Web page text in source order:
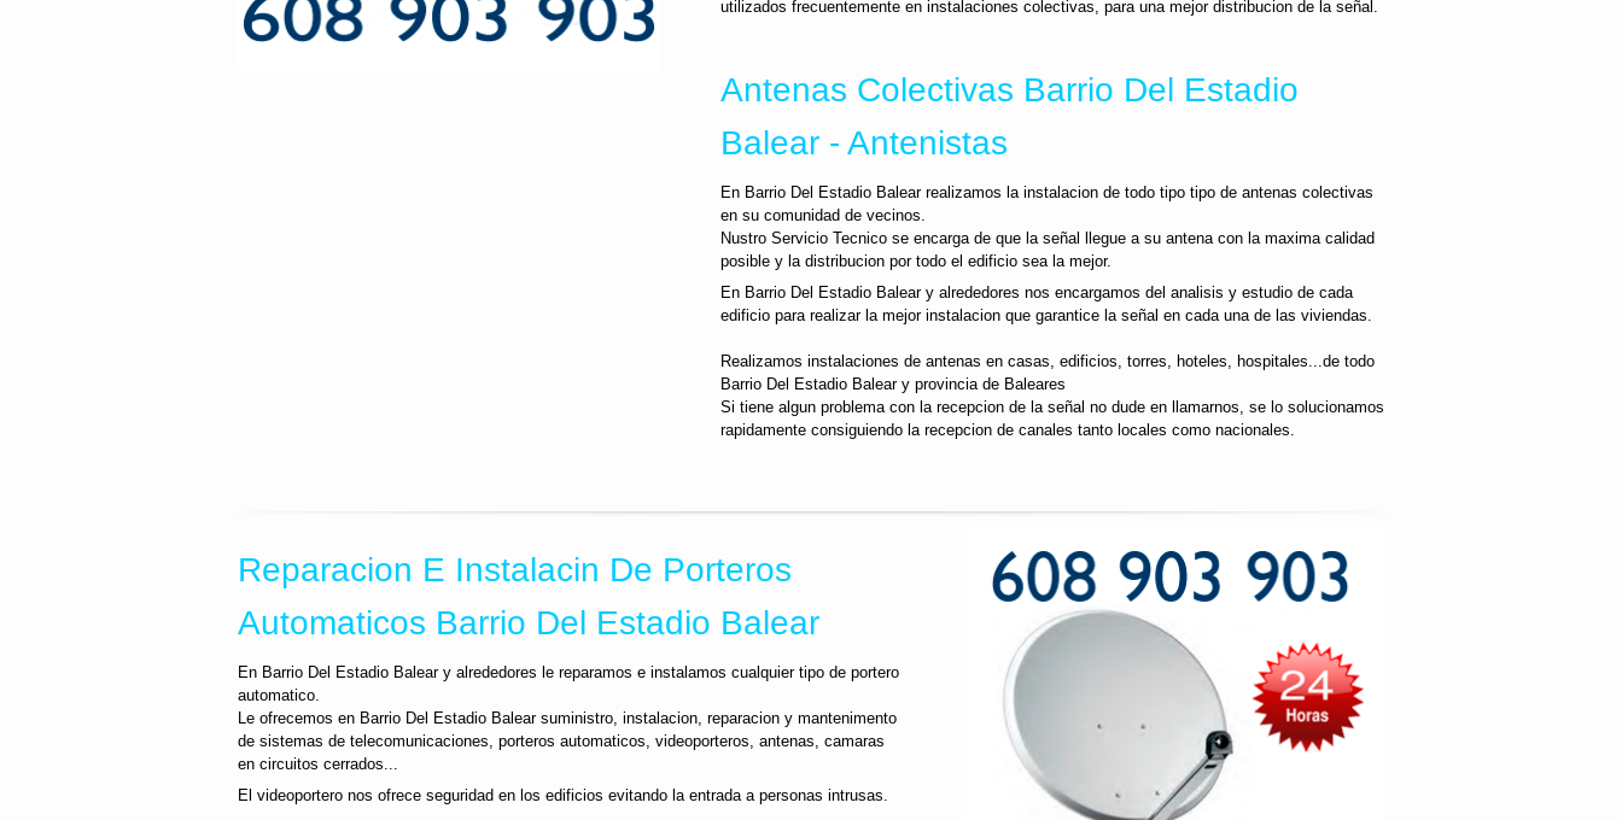
utilizados frecuentemente en instalaciones colectivas, para una mejor distribucion de la señal.
Antenas Colectivas Barrio Del Estadio
Balear - Antenistas
En Barrio Del Estadio Balear realizamos la instalacion de todo tipo tipo de antenas colectivas
en su comunidad de vecinos.
Nustro Servicio Tecnico se encarga de que la señal llegue a su antena con la maxima calidad
posible y la distribucion por todo el edificio sea la mejor.
En Barrio Del Estadio Balear y alrededores nos encargamos del analisis y estudio de cada
edificio para realizar la mejor instalacion que garantice la señal en cada una de las viviendas.
Realizamos instalaciones de antenas en casas, edificios, torres, hoteles, hospitales...de todo
Barrio Del Estadio Balear y provincia de Baleares
Si tiene algun problema con la recepcion de la señal no dude en llamarnos, se lo solucionamos
rapidamente consiguiendo la recepcion de canales tanto locales como nacionales.
Reparacion E Instalacin De Porteros
Automaticos Barrio Del Estadio Balear
En Barrio Del Estadio Balear y alrededores le reparamos e instalamos cualquier tipo de portero
automatico.
Le ofrecemos en Barrio Del Estadio Balear suministro, instalacion, reparacion y mantenimento
de sistemas de telecomunicaciones, porteros automaticos, videoporteros, antenas, camaras
en circuitos cerrados...
El videoportero nos ofrece seguridad en los edificios evitando la entrada a personas intrusas.